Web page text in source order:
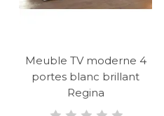
Meuble TV moderne 4
portes blanc brillant
Regina